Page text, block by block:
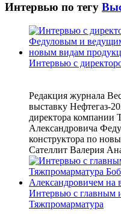
Интервью по тегу
Интервью с
Редакция журнала
выставку Нефтегаз-
директора
Александровича
конструктора по
Сателлит Валерия
Интервью с
Тяжпромарматура